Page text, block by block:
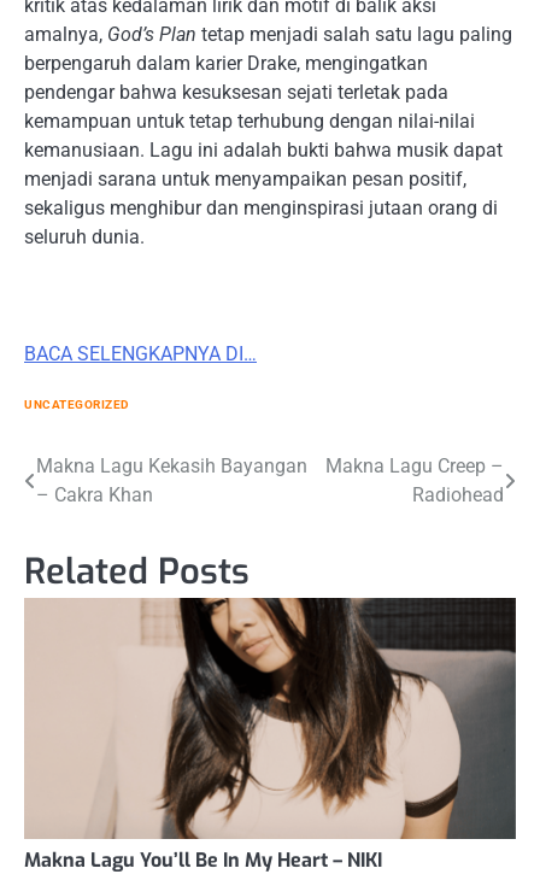
kritik atas kedalaman lirik dan motif di balik aksi
amalnya, God’s Plan tetap menjadi salah satu lagu paling
berpengaruh dalam karier Drake, mengingatkan
pendengar bahwa kesuksesan sejati terletak pada
kemampuan untuk tetap terhubung dengan nilai-nilai
kemanusiaan. Lagu ini adalah bukti bahwa musik dapat
menjadi sarana untuk menyampaikan pesan positif,
sekaligus menghibur dan menginspirasi jutaan orang di
seluruh dunia.
BACA SELENGKAPNYA DI…
UNCATEGORIZED
Post
Makna Lagu Kekasih Bayangan
– Cakra Khan
Makna Lagu Creep –
Radiohead
Related Posts
Makna Lagu You’ll Be In My Heart – NIKI